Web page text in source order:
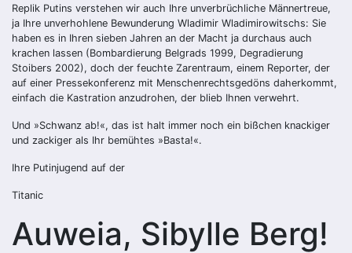
Replik Putins verstehen wir auch Ihre unverbrüchliche Männertreue,
ja Ihre unverhohlene Bewunderung Wladimir Wladimirowitschs: Sie
haben es in Ihren sieben Jahren an der Macht ja durchaus auch
krachen lassen (Bombardierung Belgrads 1999, Degradierung
Stoibers 2002), doch der feuchte Zarentraum, einem Reporter, der
auf einer Pressekonferenz mit Menschenrechtsgedöns daherkommt,
einfach die Kastration anzudrohen, der blieb Ihnen verwehrt.
Und »Schwanz ab!«, das ist halt immer noch ein bißchen knackiger
und zackiger als Ihr bemühtes »Basta!«.
Ihre Putinjugend auf der
Titanic
Auweia, Sibylle Berg!